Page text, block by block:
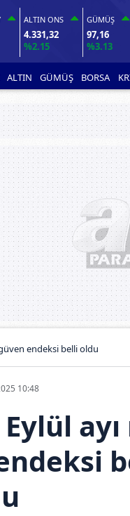
ALTIN ONS
4.331,32
%2.15
GÜMÜŞ
97,16
%3.13
ALTIN GÜMÜŞ BORSA
güven endeksi belli oldu
10:48
Eylül